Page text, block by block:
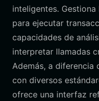
inteligentes.
para ejecutar
capacidades de
interpretar llamadas
Además, a diferencia
con diversos
ofrece una interfaz